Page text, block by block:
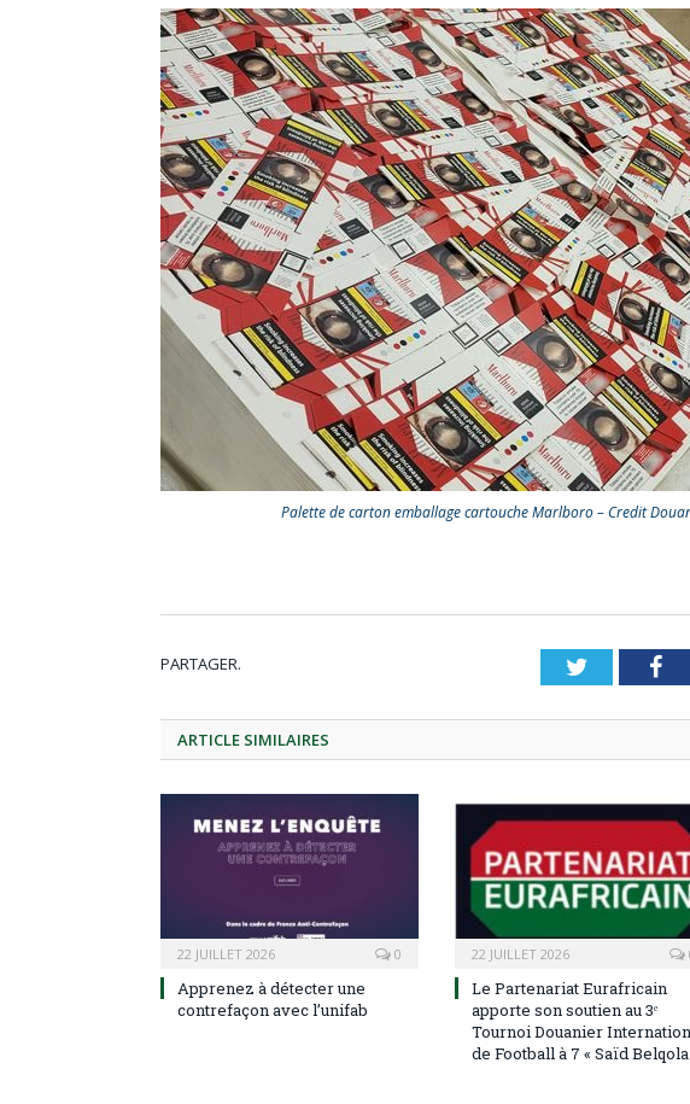
Palette de carton emballage cartouche Marlboro – Credit
PARTAGER. Twitter
ARTICLE SIMILAIRES
22 JUILLET 2026 0
Apprenez à détecter une
contrefaçon avec l’unifab
22 JUILLET 2026
Le Partenariat Eurafricain
apporte son soutien au 3ᵉ
Tournoi Douanier
de Football à 7 « Saïd Belqola